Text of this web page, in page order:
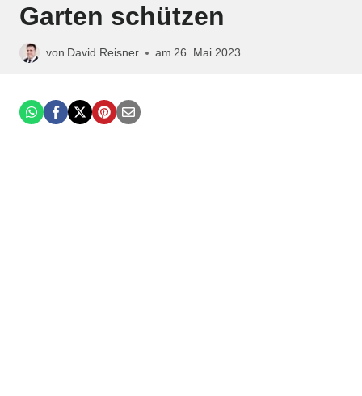
Garten schützen
von David Reisner am 26. Mai 2023